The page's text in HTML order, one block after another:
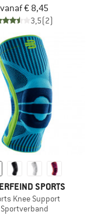
vanaf € 8,45
3,5(2)
SPORTS
Knee Support
Sportverband